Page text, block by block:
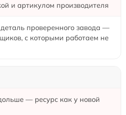
и артикулом производителя
проверенного завода —
с которыми работаем не
— ресурс как у новой